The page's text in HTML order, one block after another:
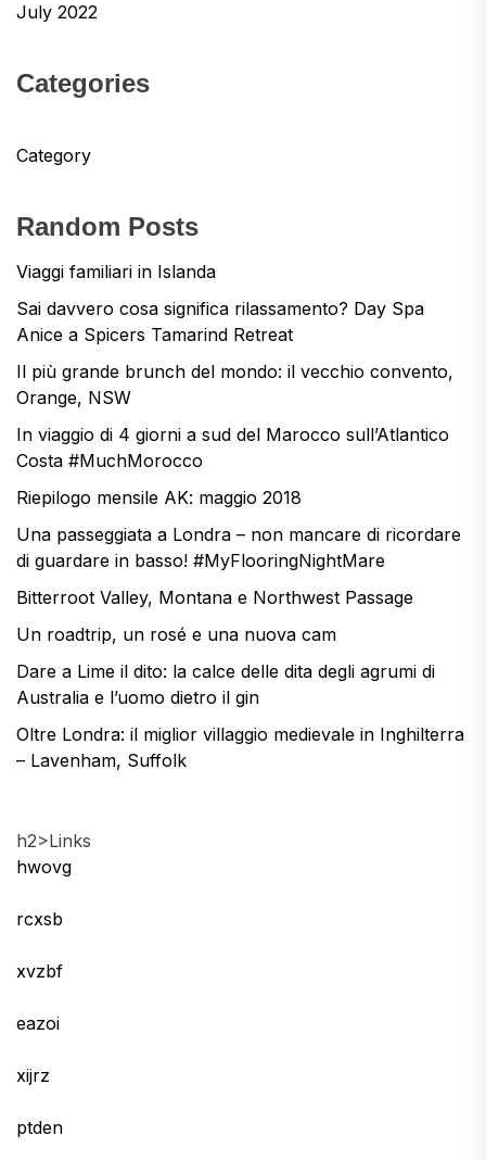
July 2022
Categories
Category
Random Posts
Viaggi familiari in Islanda
Sai davvero cosa significa rilassamento? Day Spa
Anice a Spicers Tamarind Retreat
Il più grande brunch del mondo: il vecchio convento,
Orange, NSW
In viaggio di 4 giorni a sud del Marocco sull’Atlantico
Costa #MuchMorocco
Riepilogo mensile AK: maggio 2018
Una passeggiata a Londra – non mancare di ricordare
di guardare in basso! #MyFlooringNightMare
Bitterroot Valley, Montana e Northwest Passage
Un roadtrip, un rosé e una nuova cam
Dare a Lime il dito: la calce delle dita degli agrumi di
Australia e l’uomo dietro il gin
Oltre Londra: il miglior villaggio medievale in Inghilterra
– Lavenham, Suffolk
h2>Links
hwovg
rcxsb
xvzbf
eazoi
xijrz
ptden